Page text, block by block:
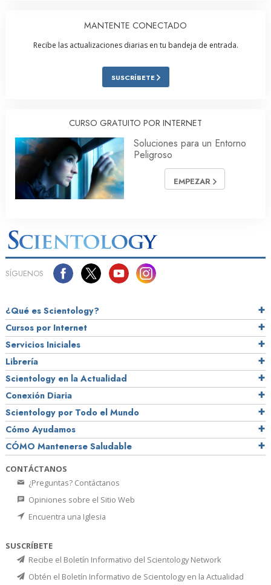
MANTENTE CONECTADO
Recibe las actualizaciones diarias en tu bandeja de entrada.
SUSCRÍBETE
CURSO GRATUITO POR INTERNET
Soluciones para un Entorno
Peligroso
EMPEZAR
SÍGUENOS
¿Qué es Scientology?
Cursos por Internet
Servicios Iniciales
Librería
Scientology en la Actualidad
Conexión Diaria
Scientology por Todo el Mundo
Cómo Ayudamos
CÓMO Mantenerse Saludable
CONTÁCTANOS
¿Preguntas? Contáctanos
Opiniones sobre el Sitio Web
Encuentra una Iglesia
SUSCRÍBETE
Recibe el Boletín Informativo del Scientology Network
Obtén el Boletín Informativo de Scientology en la Actualidad